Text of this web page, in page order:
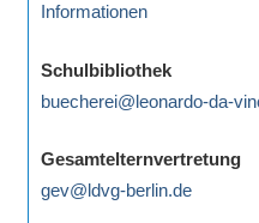
Sollten
einmal
eine
finden,
Informationen
Schulbibliothek
buecherei@leonardo-da-
Gesamtelternvertretung
gev@ldvg-berlin.de